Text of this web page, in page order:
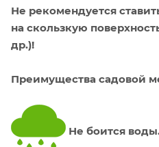
Не рекомендуется
на скользкую
др.)!
Преимущества садовой
Не боится